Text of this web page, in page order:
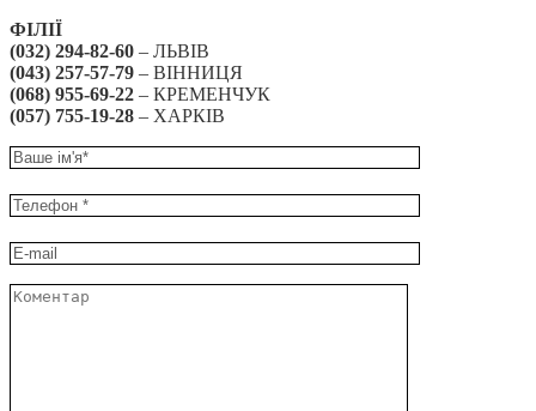
ФІЛІЇ
(032) 294-82-60 – ЛЬВІВ
(043) 257-57-79 – ВІННИЦЯ
(068) 955-69-22 – КРЕМЕНЧУК
(057) 755-19-28 – ХАРКІВ